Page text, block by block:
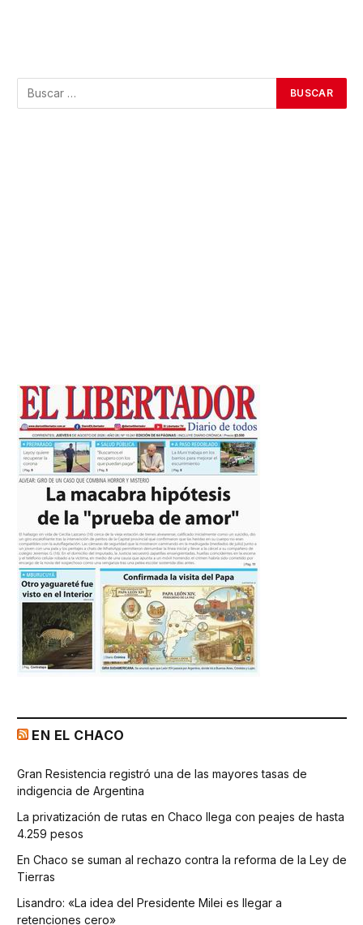
EN EL CHACO
Gran Resistencia registró una de las mayores tasas de
indigencia de Argentina
La privatización de rutas en Chaco llega con peajes de hasta
4.259 pesos
En Chaco se suman al rechazo contra la reforma de la Ley de
Tierras
Lisandro: «La idea del Presidente Milei es llegar a
retenciones cero»